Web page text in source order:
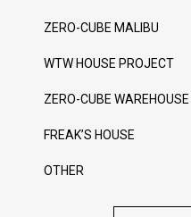
ZERO-CUBE MALIBU
WTW HOUSE PROJECT
ZERO-CUBE WAREHOUSE
FREAK’S HOUSE
OTHER